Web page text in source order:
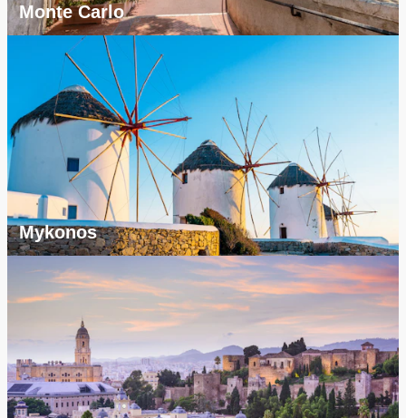
Monte Carlo
Mykonos